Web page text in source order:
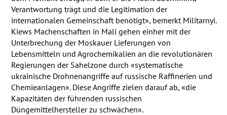
Verantwortung trägt und die Legitimation der
internationalen Gemeinschaft benötigt», bemerkt Militarnyi.
Kiews Machenschaften in Mali gehen einher mit der
Unterbrechung der Moskauer Lieferungen von
Lebensmitteln und Agrochemikalien an die revolutionären
Regierungen der Sahelzone durch «systematische
ukrainische Drohnenangriffe auf russische Raffinerien und
Chemieanlagen». Diese Angriffe zielen darauf ab, «die
Kapazitäten der führenden russischen
Düngemittelhersteller zu schwächen».